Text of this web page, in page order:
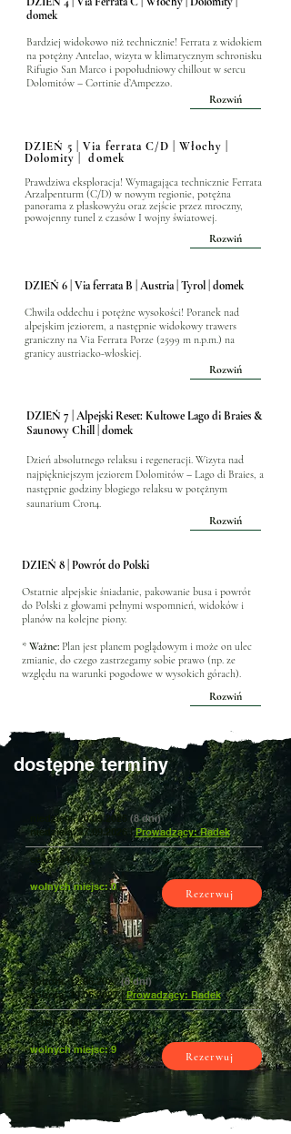
domek
Bardziej widokowo niż technicznie! Ferrata z widokiem
na potężny Antelao, wizyta w klimatycznym schronisku
Rifugio San Marco i popołudniowy chillout w sercu
Dolomitów – Cortinie d’Ampezzo.
Rozwiń
DZIEŃ 5 | Via ferrata C/D | Włochy |
Dolomity | domek
Prawdziwa eksploracja! Wymagająca technicznie Ferrata
Arzalpenturm (C/D) w nowym regionie, potężna
panorama z płaskowyżu oraz zejście przez mroczny,
powojenny tunel z czasów I wojny światowej.
Rozwiń
DZIEŃ 6 | Via ferrata B | Austria | Tyrol | domek
Chwila oddechu i potężne wysokości! Poranek nad
alpejskim jeziorem, a następnie widokowy trawers
graniczny na Via Ferrata Porze (2599 m n.p.m.) na
granicy austriacko-włoskiej.
Rozwiń
DZIEŃ 7 | Alpejski Reset: Kultowe Lago di Braies &
Saunowy Chill | domek
Dzień absolutnego relaksu i regeneracji. Wizyta nad
najpiękniejszym jeziorem Dolomitów – Lago di Braies, a
następnie godziny błogiego relaksu w potężnym
saunarium Cron4.
Rozwiń
DZIEŃ 8 | Powrót do Polski
Ostatnie alpejskie śniadanie, pakowanie busa i powrót
do Polski z głowami pełnymi wspomnień, widoków i
planów na kolejne piony.
* Ważne: Plan jest planem poglądowym i może on ulec
zmianie, do czego zastrzegamy sobie prawo (np. ze
względu na warunki pogodowe w wysokich górach).
Rozwiń
dostępne terminy
niedziela,20.09.2026 (8 dni)
niedziela,27.09.2026|Prowadzący: Radek
cena: 3400 zł
wolnych miejsc: 0
Rezerwuj
sobota,12.06.2027 (8 dni)
sobota,19.06.2027|Prowadzący: Radek
cena: 3400 zł
wolnych miejsc: 9
Rezerwuj